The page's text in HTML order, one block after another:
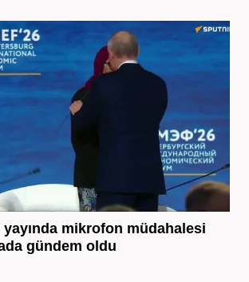
yayında mikrofon müdahalesi
gündem oldu